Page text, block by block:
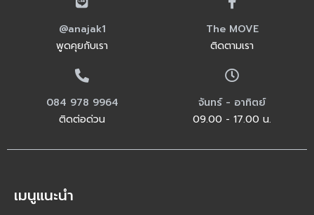
@anajak1
พูดคุยกับเรา
The MOVE
ติดตามเรา
084 978 9964
ติดต่อด่วน
จันทร์ - อาทิตย์
09.00 - 17.00 น.
เมนูแนะนำ